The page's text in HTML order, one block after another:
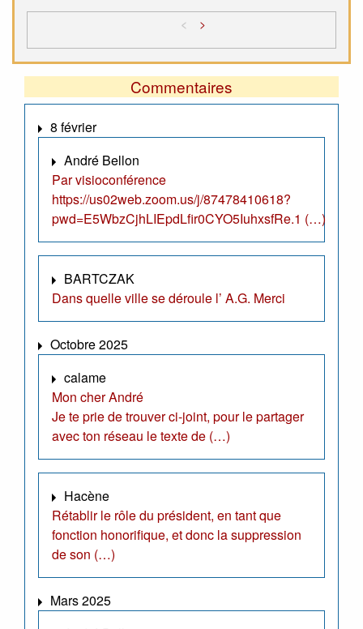
< >
Commentaires
8 février
André Bellon
Par visioconférence
https://us02web.zoom.us/j/87478410618?
pwd=E5WbzCjhLIEpdLfir0CYO5IuhxsfRe.1 (…)
BARTCZAK
Dans quelle ville se déroule l’ A.G. Merci
Octobre 2025
calame
Mon cher André
Je te prie de trouver ci-joint, pour le partager
avec ton réseau le texte de (…)
Hacène
Rétablir le rôle du président, en tant que
fonction honorifique, et donc la suppression
de son (…)
Mars 2025